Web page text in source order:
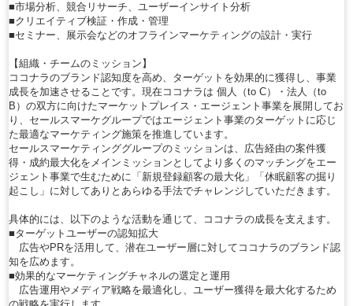
■市場分析、競合リサーチ、ユーザーインサイト分析
■クリエイティブ検証・作成・管理
■セミナー、展示会などのオフラインマーケティングの設計・実行
【組織・チームのミッション】
ココナラのブランド認知度を高め、ターゲットを効果的に獲得し、事業
成長を加速させることです。現在ココナラは 個人（to C）・法人（to
B）の双方に向けたマーケットプレイス・エージェント事業を展開してお
り、セールスマーケグループではエージェント事業のターゲットに応じ
た最適なマーケティング施策を推進しています。
セールスマーケティンググループのミッションは、広告経由の案件獲
得・成約最大化をメインミッションとしてより多くのマッチングをエー
ジェント事業で生むために「新規登録顧客の最大化」「休眠顧客の掘り
起こし」に対してありとあらゆる手法でチャレンジしていただきます。
具体的には、以下のような活動を通じて、ココナラの成長を支えます。
■ターゲットユーザーの認知拡大
広告やPRを活用して、潜在ユーザー層に対してココナラのブランド認
知を広めます。
■効果的なマーケティングチャネルの選定と運用
広告運用やメディア戦略を最適化し、ユーザー獲得を最大化するため